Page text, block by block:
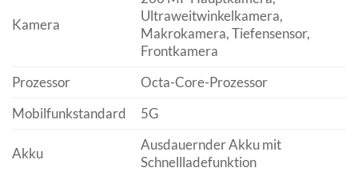
Kamera
Ultraweitwinkelkamera,
Makrokamera, Tiefensensor,
Frontkamera
Prozessor
Octa-Core-Prozessor
Mobilfunkstandard
5G
Akku
Ausdauernder Akku mit
Schnellladefunktion